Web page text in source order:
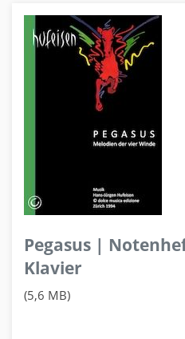
Pegasus |
Klavier
(5,6 MB)